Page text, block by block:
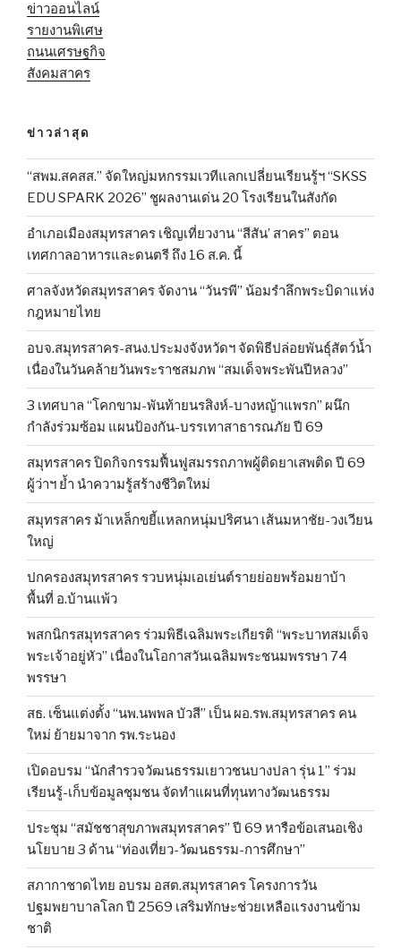
ข่าวออนไลน์
รายงานพิเศษ
ถนนเศรษฐกิจ
สังคมสาคร
ข่าวล่าสุด
“สพม.สคสส.” จัดใหญ่มหกรรมเวทีแลกเปลี่ยนเรียนรู้ฯ “SKSS
EDU SPARK 2026” ชูผลงานเด่น 20 โรงเรียนในสังกัด
อำเภอเมืองสมุทรสาคร เชิญเที่ยวงาน “สีสัน’ สาคร” ตอน
เทศกาลอาหารและดนตรี ถึง 16 ส.ค. นี้
ศาลจังหวัดสมุทรสาคร จัดงาน “วันรพี” น้อมรำลึกพระบิดาแห่ง
กฎหมายไทย
อบจ.สมุทรสาคร-สนง.ประมงจังหวัดฯ จัดพิธีปล่อยพันธุ์สัตว์น้ำ
เนื่องในวันคล้ายวันพระราชสมภพ “สมเด็จพระพันปีหลวง”
3 เทศบาล “โคกขาม-พันท้ายนรสิงห์-บางหญ้าแพรก” ผนึก
กำลังร่วมซ้อม แผนป้องกัน-บรรเทาสาธารณภัย ปี 69
สมุทรสาคร ปิดกิจกรรมฟื้นฟูสมรรถภาพผู้ติดยาเสพติด ปี 69
ผู้ว่าฯ ย้ำ นำความรู้สร้างชีวิตใหม่
สมุทรสาคร ม้าเหล็กขยี้แหลกหนุ่มปริศนา เส้นมหาชัย-วงเวียน
ใหญ่
ปกครองสมุทรสาคร รวบหนุ่มเอเย่นต์รายย่อยพร้อมยาบ้า
พื้นที่ อ.บ้านแพ้ว
พสกนิกรสมุทรสาคร ร่วมพิธีเฉลิมพระเกียรติ “พระบาทสมเด็จ
พระเจ้าอยู่หัว” เนื่องในโอกาสวันเฉลิมพระชนมพรรษา 74
พรรษา
สธ. เซ็นแต่งตั้ง “นพ.นพพล บัวสี” เป็น ผอ.รพ.สมุทรสาคร คน
ใหม่ ย้ายมาจาก รพ.ระนอง
เปิดอบรม “นักสำรวจวัฒนธรรมเยาวชนบางปลา รุ่น 1” ร่วม
เรียนรู้-เก็บข้อมูลชุมชน จัดทำแผนที่ทุนทางวัฒนธรรม
ประชุม “สมัชชาสุขภาพสมุทรสาคร” ปี 69 หารือข้อเสนอเชิง
นโยบาย 3 ด้าน “ท่องเที่ยว-วัฒนธรรม-การศึกษา”
สภากาชาดไทย อบรม อสต.สมุทรสาคร โครงการวัน
ปฐมพยาบาลโลก ปี 2569 เสริมทักษะช่วยเหลือแรงงานข้าม
ชาติ